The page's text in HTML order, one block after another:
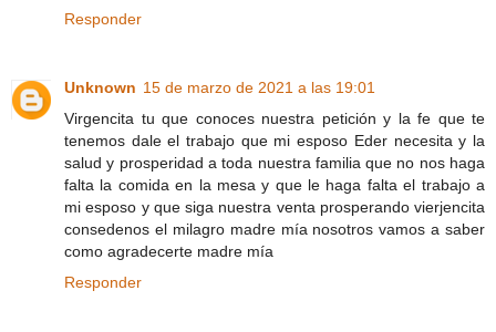
Responder
Unknown 15 de marzo de 2021 a las 19:01
Virgencita tu que conoces nuestra petición y la fe que te
tenemos dale el trabajo que mi esposo Eder necesita y la
salud y prosperidad a toda nuestra familia que no nos haga
falta la comida en la mesa y que le haga falta el trabajo a
mi esposo y que siga nuestra venta prosperando vierjencita
consedenos el milagro madre mía nosotros vamos a saber
como agradecerte madre mía
Responder